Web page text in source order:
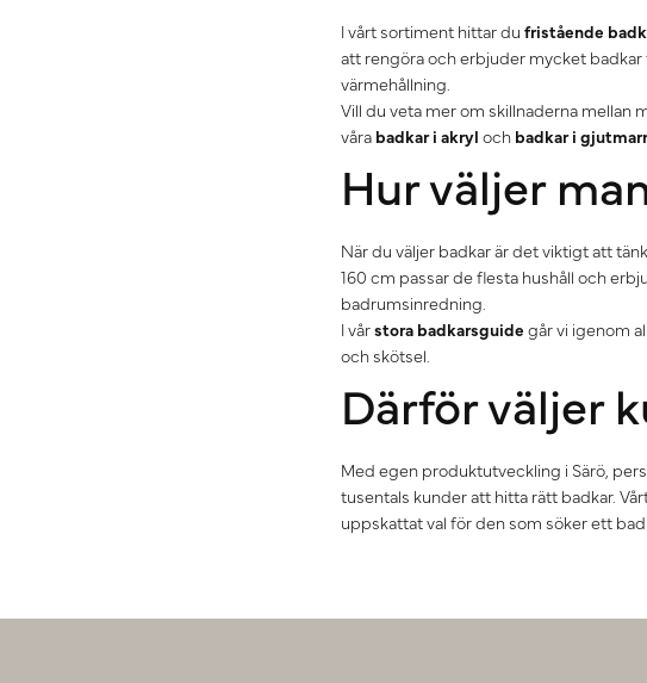
I vårt sortiment hittar du fristående
att rengöra och erbjuder mycket
värmehållning.
Vill du veta mer om skillnaderna mellan
våra badkar i akryl och badkar i
Hur väljer
När du väljer badkar är det viktigt att
160 cm passar de flesta hushåll och
badrumsinredning.
I vårstora badkarsguide går vi igenom
och skötsel.
Därför väljer
Med egen produktutveckling i Särö,
tusentals kunder att hitta rätt badkar.
uppskattat val för den som söker ett